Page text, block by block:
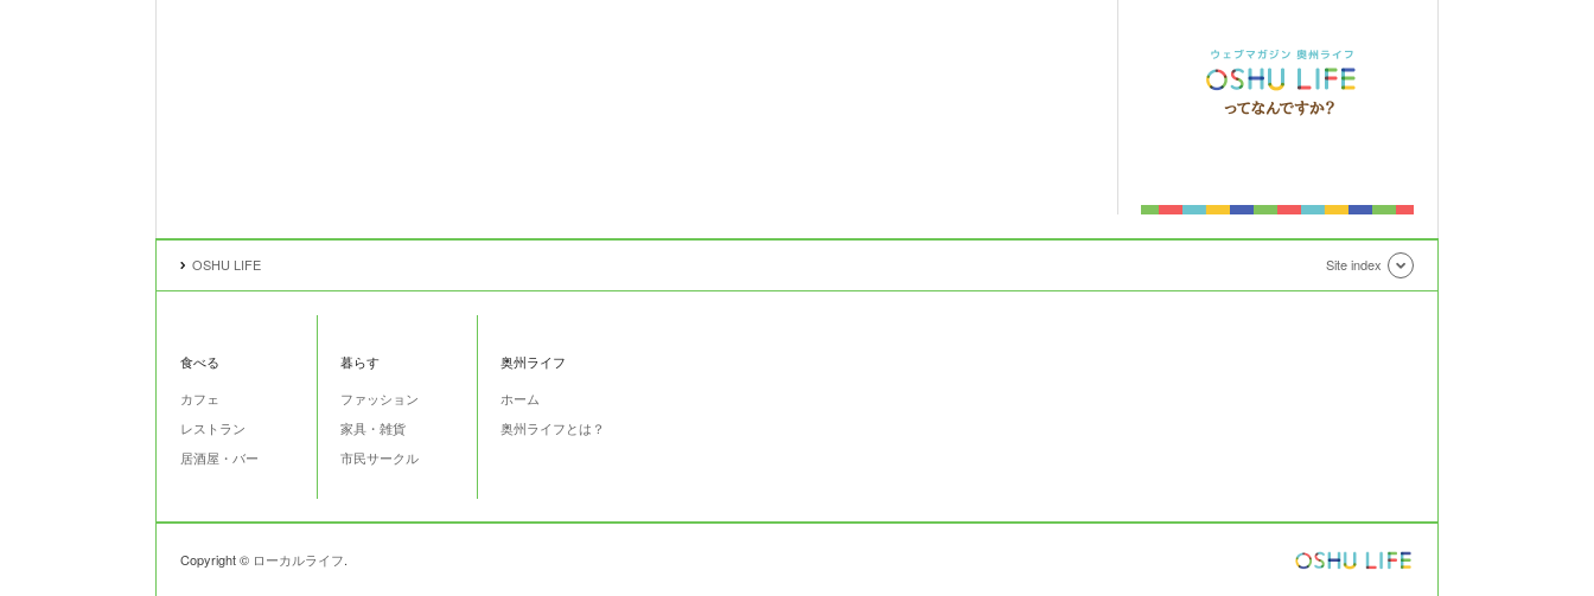
OSHU LIFE Site index
食べる
カフェ
レストラン
居酒屋・バー
暮らす
ファッション
家具・雑貨
市民サークル
奥州ライフ
ホーム
奥州ライフとは？
Copyright © ローカルライフ.